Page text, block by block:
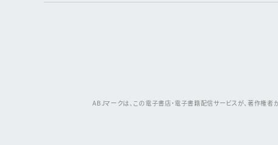
ABJマークは、この電子書店・電子書籍配信サービスが、著作権